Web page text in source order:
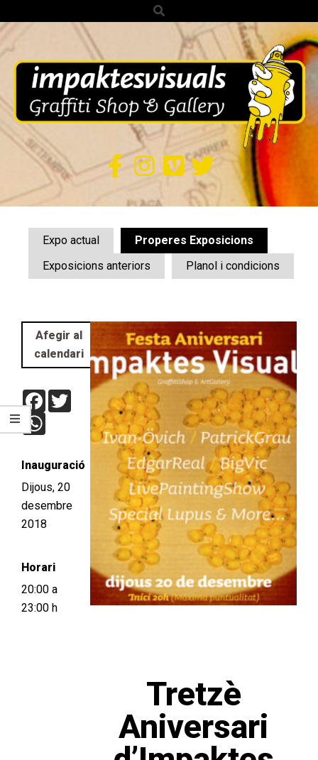
to
content
Search
IMPAKTES
VISUALS
Navigation
Expo actual
Properes Exposicions
Exposicions anteriors
Planol i condicions
Afegir al
calendari
FacebookTwitter
WhatsApp
Inauguració
Dijous, 20
desembre
2018
Horari
20:00 a
23:00 h
Tretzè
Aniversari